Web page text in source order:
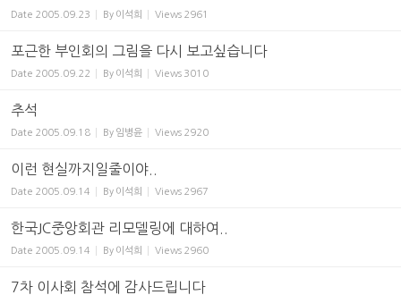
Date 2005.09.23 By 이석희 Views 2961
포근한 부인회의 그림을 다시 보고싶습니다
Date 2005.09.22 By 이석희 Views 3010
추석
Date 2005.09.18 By 임병윤 Views 2920
이런 현실까지일줄이야..
Date 2005.09.14 By 이석희 Views 2967
한국JC중앙회관 리모델링에 대하여..
Date 2005.09.14 By 이석희 Views 2960
7차 이사회 참석에 감사드립니다